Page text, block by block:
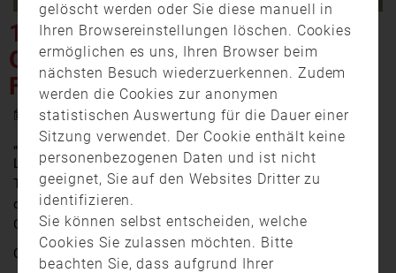
150-JÄHRIGES
GRÜNDUNGSJUBILÄUM DER
FFW IN WINHÖRING
27. Mai 2022 19:46
„Gott zur Ehr, dem nächsten zu Wehr“. So lautet der
Leitspruch der Feuerwehren. Eine besonders lange
Tradition hat dieser Spruch in Winhöring. Dort feierte
die freiwillige Feuerwehr nun Ihr 150-Jähriges
Gründungsjubiläum.
Quelle:
gelöscht werden oder Sie diese manuell in
Ihren Browsereinstellungen löschen. Cookies
ermöglichen es uns, Ihren Browser beim
nächsten Besuch wiederzuerkennen. Zudem
werden die Cookies zur anonymen
statistischen Auswertung für die Dauer einer
Sitzung verwendet. Der Cookie enthält keine
personenbezogenen Daten und ist nicht
geeignet, Sie auf den Websites Dritter zu
identifizieren.
Sie können selbst entscheiden, welche
Cookies Sie zulassen möchten. Bitte
beachten Sie, dass aufgrund Ihrer